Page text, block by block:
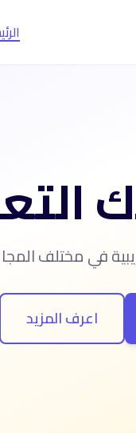
في مختلف
اعرف المزيد